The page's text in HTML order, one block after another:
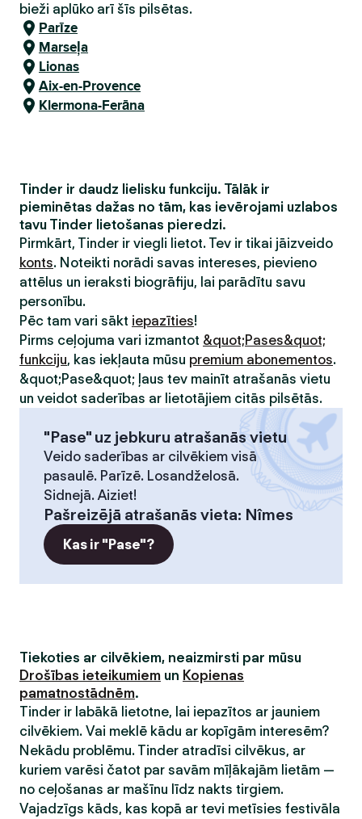
bieži aplūko arī šīs pilsētas.
Parīze
Marseļa
Lionas
Aix-en-Provence
Klermona-Ferāna
Tinder ir daudz lielisku funkciju. Tālāk ir
pieminētas dažas no tām, kas ievērojami uzlabos
tavu Tinder lietošanas pieredzi.
Pirmkārt, Tinder ir viegli lietot. Tev ir tikai jāizveido
konts. Noteikti norādi savas intereses, pievieno
attēlus un ieraksti biogrāfiju, lai parādītu savu
personību.
Pēc tam vari sākt iepazīties!
Pirms ceļojuma vari izmantot &quot;Pases&quot;
funkciju, kas iekļauta mūsu premium abonementos.
&quot;Pase&quot; ļaus tev mainīt atrašanās vietu
un veidot saderības ar lietotājiem citās pilsētās.
"Pase" uz jebkuru atrašanās vietu
Veido saderības ar cilvēkiem visā
pasaulē. Parīzē. Losandželosā.
Sidnejā. Aiziet!
Pašreizējā atrašanās vieta: Nîmes
Kas ir "Pase"?
Tiekoties ar cilvēkiem, neaizmirsti par mūsu
Drošības ieteikumiem un Kopienas
pamatnostādnēm.
Tinder ir labākā lietotne, lai iepazītos ar jauniem
cilvēkiem. Vai meklē kādu ar kopīgām interesēm?
Nekādu problēmu. Tinder atradīsi cilvēkus, ar
kuriem varēsi čatot par savām mīļākajām lietām —
no ceļošanas ar mašīnu līdz nakts tirgiem.
Vajadzīgs kāds, kas kopā ar tevi metīsies festivāla